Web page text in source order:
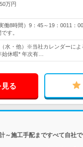
万円
働8時間）9：45～19：0011：
す。
水・他）※当社カレンダーによ
始休暇* 年次有…
る
～施工手配まですべて自社